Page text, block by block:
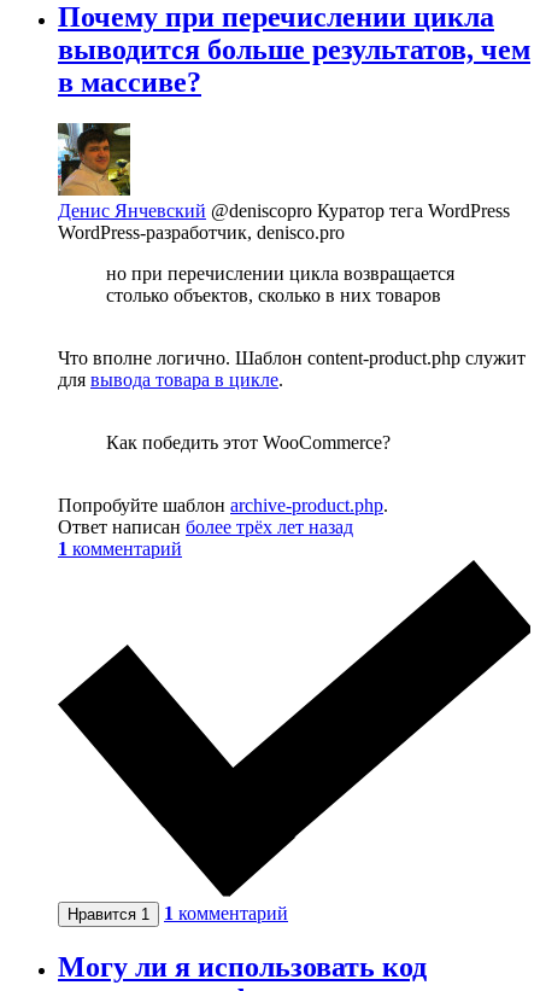
Почему при перечислении цикла
выводится больше результатов, чем
в массиве?
Денис Янчевский @deniscopro Куратор тега WordPress
WordPress-разработчик, denisco.pro
но при перечислении цикла возвращается
столько объектов, сколько в них товаров
Что вполне логично. Шаблон content-product.php служит
для вывода товара в цикле.
Как победить этот WooCommerce?
Попробуйте шаблон archive-product.php.
Ответ написан более трёх лет назад
1 комментарий
Нравится 1 1 комментарий
Могу ли я использовать код